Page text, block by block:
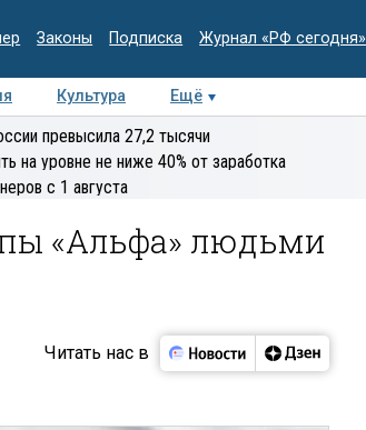
Законы Подписка Журнал «РФ сегодня»
Культура Ещё
Колумнисты
экспертиза
превысила 27,2 тысячи
на уровне не ниже 40% от заработка
с 1 августа
«Альфа» людьми
Читать нас в